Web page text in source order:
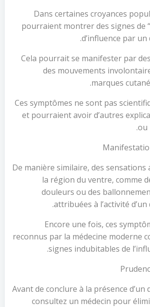
Dans certaines croyances
pourraient montrer des signes de
d’influence par
Cela pourrait se manifester par
des mouvements
marques
Ces symptômes ne sont pas
et pourraient avoir d’autres
ou
De manière similaire, des sensations
la région du ventre, comme
douleurs ou des
attribuées à l’activité
Encore une fois, ces
reconnus par la médecine moderne
signes indubitables de
Avant de conclure à la présence
consultez un médecin pour